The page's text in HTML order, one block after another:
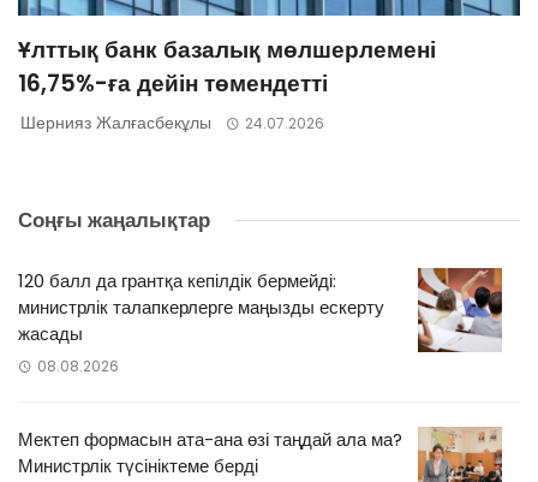
Ұлттық банк базалық мөлшерлемені
16,75%-ға дейін төмендетті
Шернияз Жалғасбекұлы 24.07.2026
Соңғы жаңалықтар
120 балл да грантқа кепілдік бермейді:
министрлік талапкерлерге маңызды ескерту
жасады
08.08.2026
Мектеп формасын ата-ана өзі таңдай ала ма?
Министрлік түсініктеме берді